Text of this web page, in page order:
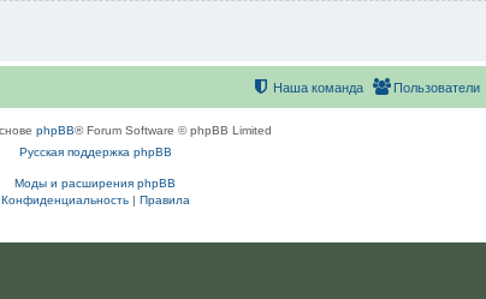
Пользователи
Наша команда
phpBB® Forum Software © phpBB Limited
Русская поддержка phpBB
Моды и расширения phpBB
Конфиденциальность| Правила